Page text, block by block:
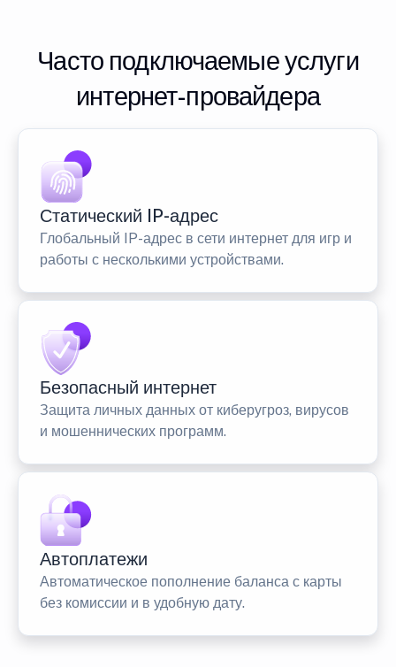
Часто подключаемые услуги
интернет-провайдера
Статический IP-адрес
Глобальный IP-адрес в сети интернет для игр и
работы с несколькими устройствами.
Безопасный интернет
Защита личных данных от киберугроз, вирусов
и мошеннических программ.
Автоплатежи
Автоматическое пополнение баланса с карты
без комиссии и в удобную дату.